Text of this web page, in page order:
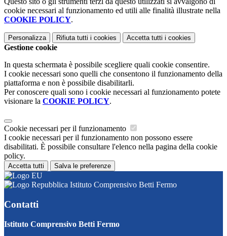
cookie necessari al funzionamento ed utili alle finalità illustrate nella
COOKIE POLICY.
Personalizza Rifiuta tutti i cookies Accetta tutti i cookies
Gestione cookie
In questa schermata è possibile scegliere quali cookie consentire.
I cookie necessari sono quelli che consentono il funzionamento della
piattaforma e non è possibile disabilitarli.
Per conoscere quali sono i cookie necessari al funzionamento potete
visionare la COOKIE POLICY.
Cookie necessari per il funzionamento
I cookie necessari per il funzionamento non possono essere
disabilitati. È possibile consultare l'elenco nella pagina della cookie
policy.
Accetta tutti Salva le preferenze
Istituto Comprensivo Betti Fermo
Contatti
Istituto Comprensivo Betti Fermo